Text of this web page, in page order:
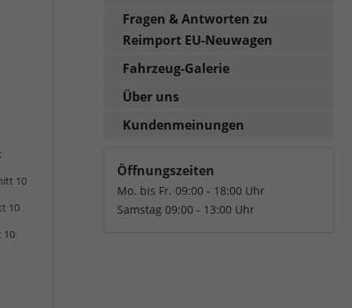
10
10
10
Fragen & Antworten zu
Reimport EU-Neuwagen
Fahrzeug-Galerie
Über uns
Kundenmeinungen
Öffnungszeiten
Mo. bis Fr. 09:00 - 18:00 Uhr
Samstag 09:00 - 13:00 Uhr